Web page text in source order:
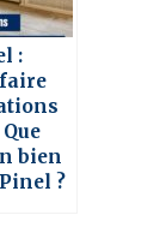
:
bien
?